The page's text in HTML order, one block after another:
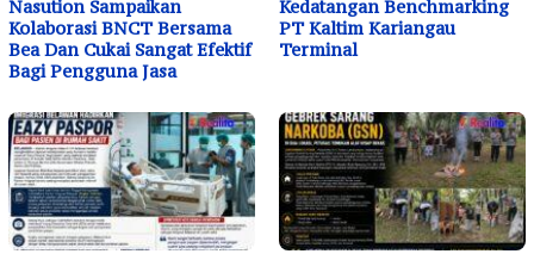
Nasution Sampaikan
Kolaborasi BNCT Bersama
Bea Dan Cukai Sangat Efektif
Bagi Pengguna Jasa
Kedatangan Benchmarking
PT Kaltim Kariangau
Terminal